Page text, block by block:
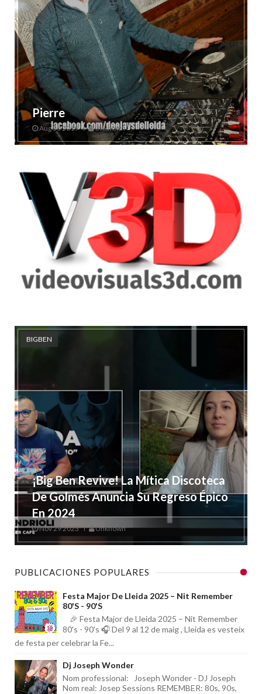
Pierre
Aug 30 2019 Unknown
BIGBEN
¡Big Ben Revive! La Mítica Discoteca
De Golmés Anuncia Su Regreso Épico
En 2024
Nov 29 2023 Unknown
PUBLICACIONES POPULARES
Festa Major De Lleida 2025 – Nit Remember
80's - 90's
🎉 Festa Major de Lleida 2025 – Nit Remember
80's - 90's 🎧 Del 9 al 12 de maig , Lleida es vesteix
de festa per celebrar la Fe...
Dj Joseph Wonder
Nom professional: Joseph Wonder - DJ Joseph
Nom real: Josep Sessions REMEMBER: 80s, 90s,